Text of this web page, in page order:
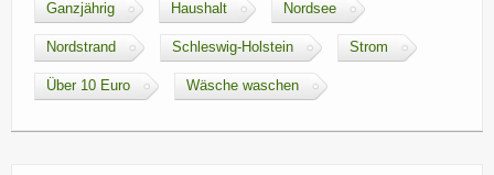
Ganzjährig Haushalt Nordsee
Nordstrand Schleswig-Holstein Strom
Über 10 Euro Wäsche waschen